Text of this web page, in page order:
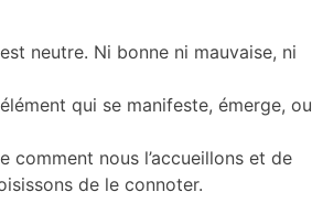
neutre. Ni bonne ni mauvaise, ni
qui se manifeste, émerge, ou
comment nous l’accueillons et de
de le connoter.